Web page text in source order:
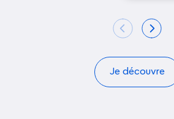
Je découvre